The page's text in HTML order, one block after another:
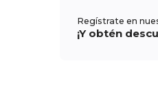
Regístrate en
¡Y obtén